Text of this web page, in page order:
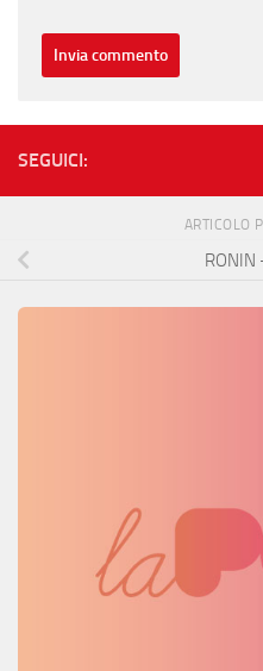
SEGUICI:
ARTICOLO
RONIN